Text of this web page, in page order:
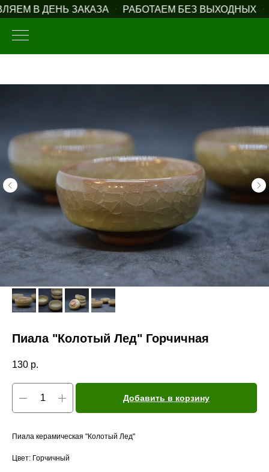
В ДЕНЬ ЗАКАЗА РАБОТАЕМ БЕЗ ВЫХОДНЫХ
Пиала "Колотый Лед" Горчичная
130 р.
Добавить в корзину
Пиала керамическая "Колотый Лед"
Цвет: Горчичный